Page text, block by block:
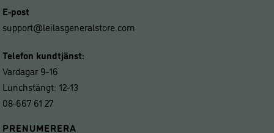
E-post
support@leilasgeneralstore.com
Telefon kundtjänst:
Vardagar 9-16
Lunchstängt: 12-13
08-667 61 27
PRENUMERERA